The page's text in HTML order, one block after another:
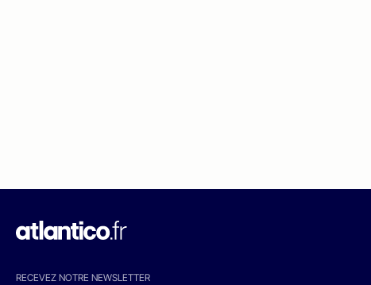
RECEVEZ NOTRE NEWSLETTER